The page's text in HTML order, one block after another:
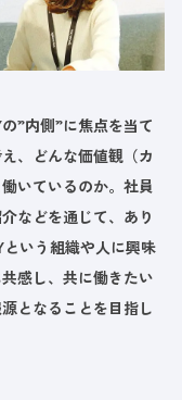
”内側”に焦点を当て
、どんな価値観（カ
いているのか。社員
などを通じて、あり
いう組織や人に興味
感し、共に働きたい
となることを目指し